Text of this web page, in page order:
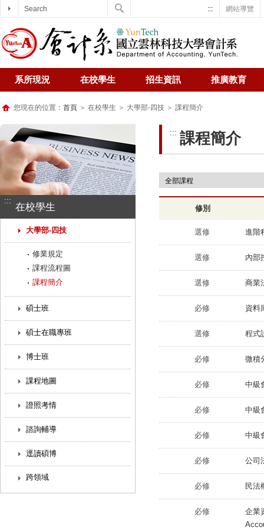
網站導覽
:::
系所現況 在校學生 招生資訊 推廣教育
您現在的位置： 首頁 ＞ 在校學生 ＞ 大學部-四技 ＞ 課程簡介
:::
在校學生
大學部-四技
修業規定
課程流程圖
課程簡介
碩士班
碩士在職專班
博士班
課程地圖
證照考情
諮詢輔導
逕讀碩博
跨領域
::: 課程簡介
修別
選修 進階
選修 內部
選修 商業
必修 資料
選修 程式
必修 微積
必修 中級
必修 中級
必修 中級
必修 公司
必修 民法
必修
企業
Search